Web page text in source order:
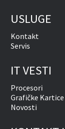
USLUGE
Kontakt
Servis
IT VESTI
Procesori
Grafičke Kartice
Novosti